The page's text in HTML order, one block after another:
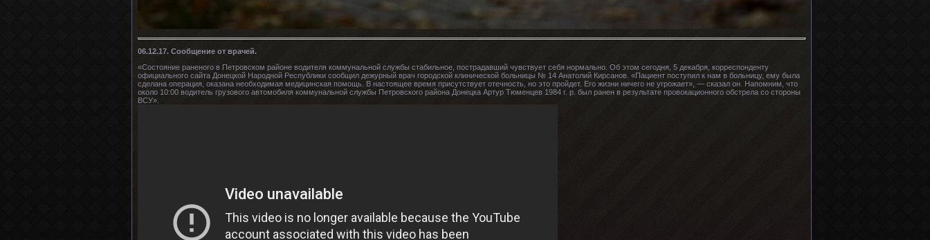
06.12.17. Сообщение от врачей.
«Состояние раненого в Петровском районе водителя коммунальной службы стабильное, пострадавший чувствует себя нормально. Об этом сегодня, 5 декабря, корреспонденту
официального сайта Донецкой Народной Республики сообщил дежурный врач городской клинической больницы № 14 Анатолий Кирсанов. «Пациент поступил к нам в больницу, ему была
сделана операция, оказана необходимая медицинская помощь. В настоящее время присутствует отечность, но это пройдет. Его жизни ничего не угрожает», — сказал он. Напомним, что
около 10:00 водитель грузового автомобиля коммунальной службы Петровского района Донецка Артур Тюменцев 1984 г. р. был ранен в результате провокационного обстрела со стороны
ВСУ».